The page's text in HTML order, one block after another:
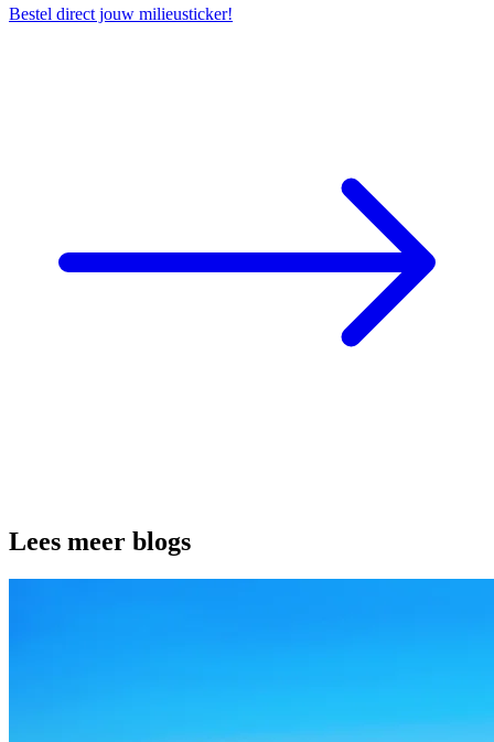
Bestel direct jouw milieusticker!
Lees meer blogs